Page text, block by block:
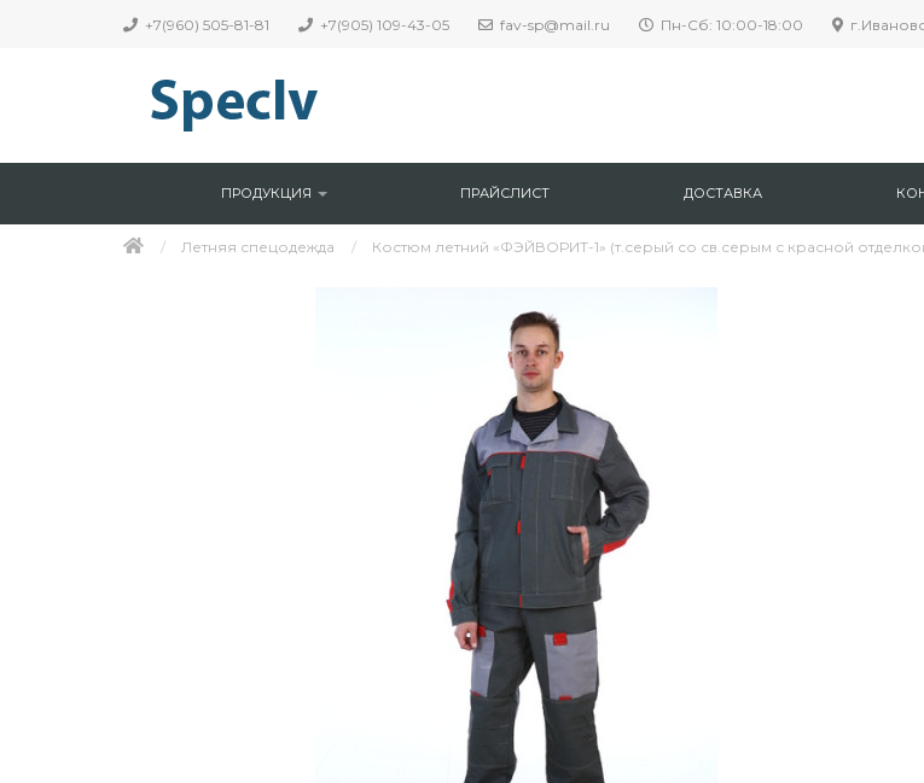
+7(960) 505-81-81 +7(905) 109-43-05 fav-sp@mail.ru Пн-Сб: 10:00-18:00
ПРОДУКЦИЯ ПРАЙСЛИСТ ДОСТАВКА
Летняя спецодежда Костюм летний «ФЭЙВОРИТ-1» (т.серый со св.серым с красной